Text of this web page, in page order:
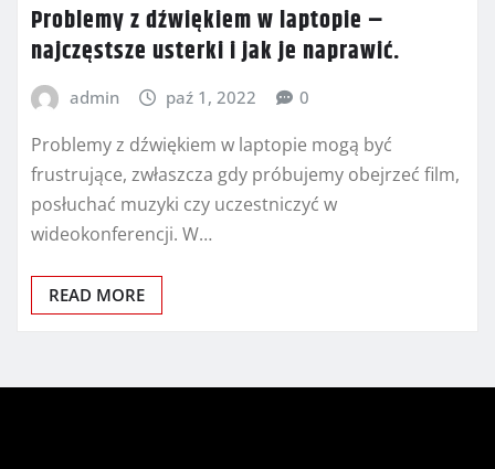
Problemy z dźwiękiem w laptopie –
najczęstsze usterki i jak je naprawić.
admin paź 1, 2022 0
Problemy z dźwiękiem w laptopie mogą być
frustrujące, zwłaszcza gdy próbujemy obejrzeć film,
posłuchać muzyki czy uczestniczyć w
wideokonferencji. W…
READ MORE